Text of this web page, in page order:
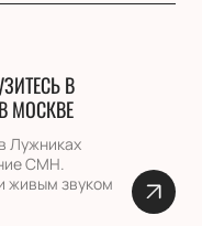
В
МОСКВЕ
Лужниках
CMH.
живым звуком